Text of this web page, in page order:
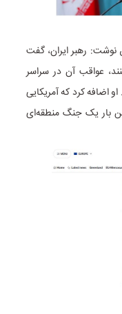
نوشت: رهبر ایران، گفت
عواقب آن در سراسر
اضافه کرد که آمریکایی‌
این بار یک جنگ منطقه‌ای